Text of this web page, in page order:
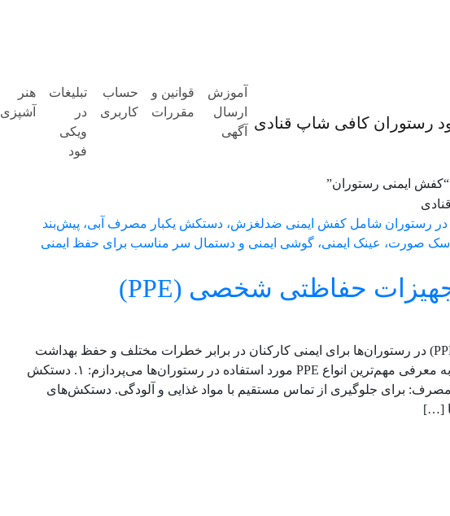
آموزش
ارسال
آگهی
قوانین و
مقررات
حساب
کاربری
تبلیغات
در
ویکی
فود
هنر
آشپزی
ایمنی رستوران”
خرید بهترین تجهیزات حفاظتی شخصی (PPE)
تجهیزات حفاظتی شخصی (PPE) در رستوران‌ها برای ایمنی کارکنان در برابر خطرات مختلف و حفظ بهداشت
اهمیت زیادی دارند. در ادامه به معرفی مهم‌ترین انواع PPE مورد استفاده در رستوران‌ها می‌پردازم: ۱. دستکش
برای جلوگیری از تماس مستقیم با مواد غذایی و آلودگی. دستکش‌های
[…]